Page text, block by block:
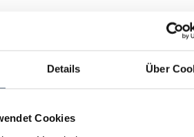
Details Über
Cookies
59.2 km 520 hm